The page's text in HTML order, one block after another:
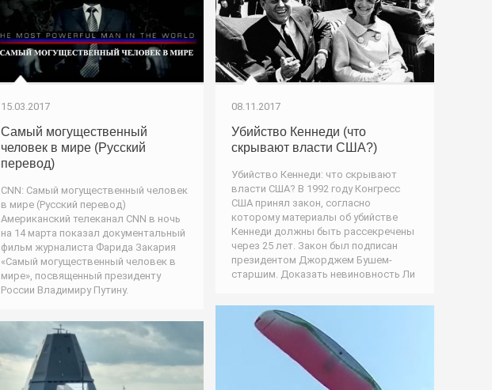
15.03.2017
Самый могущественный
человек в мире (Русский
перевод)
CNN: Самый могущественный человек
в мире (Русский перевод)
Американский телеканал CNN в ночь
на 14 марта показал документальный
фильм журналиста Фарида Закария
«Самый могущественный человек в
мире», посвященный президенту
России Владимиру Путину.
08.11.2017
Убийство Кеннеди (что
скрывают власти США?)
Убийство Кеннеди: что скрывают
власти США? В 1992 году Конгресс
США принял закон, согласно
которому материалы об убийстве
Кеннеди должны быть рассекречены
через 25 лет. Закон был подписан
президентом Джорджем Бушем-
старшим. Доказать невиновность Ли